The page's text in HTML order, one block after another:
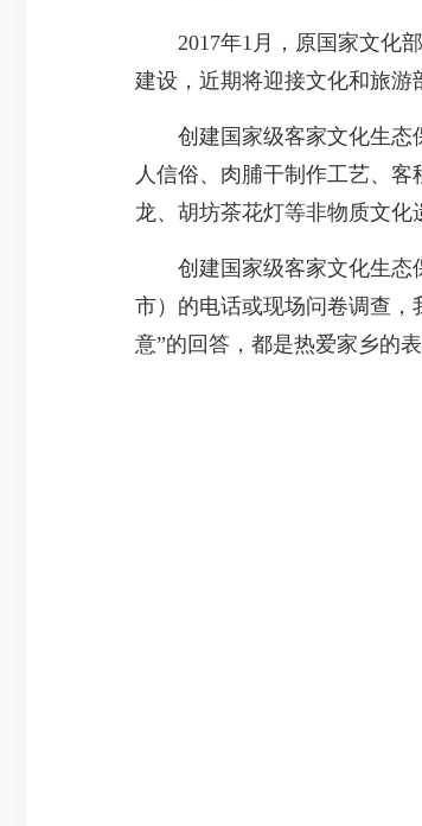
2017年1月，原国家文化部
建设，近期将迎接文化和旅游
创建国家级客家文化生态保
人信俗、肉脯干制作工艺、
龙、胡坊茶花灯等非物质文化
创建国家级客家文化生态保
市）的电话或现场问卷调查
意”的回答，都是热爱家乡的